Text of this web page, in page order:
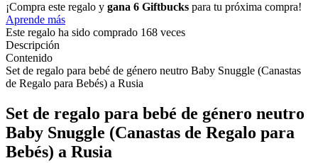
¡Compra este regalo y gana 6 Giftbucks para tu próxima compra!
Aprende más
Este regalo ha sido comprado 168 veces
Descripción
Contenido
Set de regalo para bebé de género neutro Baby Snuggle (Canastas
de Regalo para Bebés) a Rusia
Set de regalo para bebé de género neutro
Baby Snuggle (Canastas de Regalo para
Bebés) a Rusia